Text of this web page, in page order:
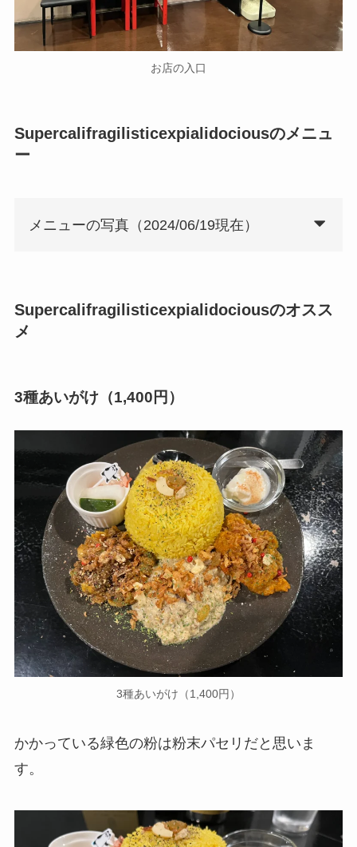
お店の入口
Supercalifragilisticexpialidociousのメニュ
ー
メニューの写真（2024/06/19現在）
Supercalifragilisticexpialidociousのオスス
メ
3種あいがけ（1,400円）
3種あいがけ（1,400円）
かかっている緑色の粉は粉末パセリだと思いま
す。